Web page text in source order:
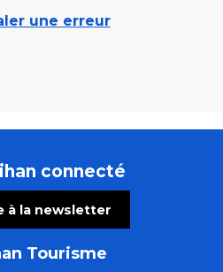
une erreur
connecté
à la newsletter
Tourisme